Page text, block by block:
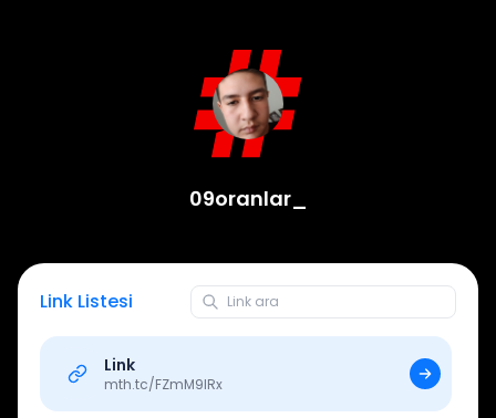
09oranlar_
Link Listesi
Link
mth.tc/FZmM9IRx